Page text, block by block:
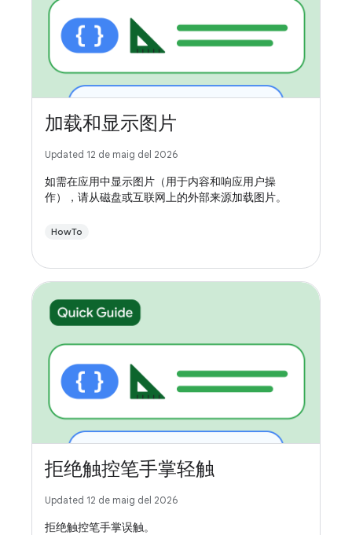
加载和显示图片
Updated 12 de maig del 2026
如需在应用中显示图片（用于内容和响应用户操
作），请从磁盘或互联网上的外部来源加载图片。
HowTo
拒绝触控笔手掌轻触
Updated 12 de maig del 2026
拒绝触控笔手掌误触。